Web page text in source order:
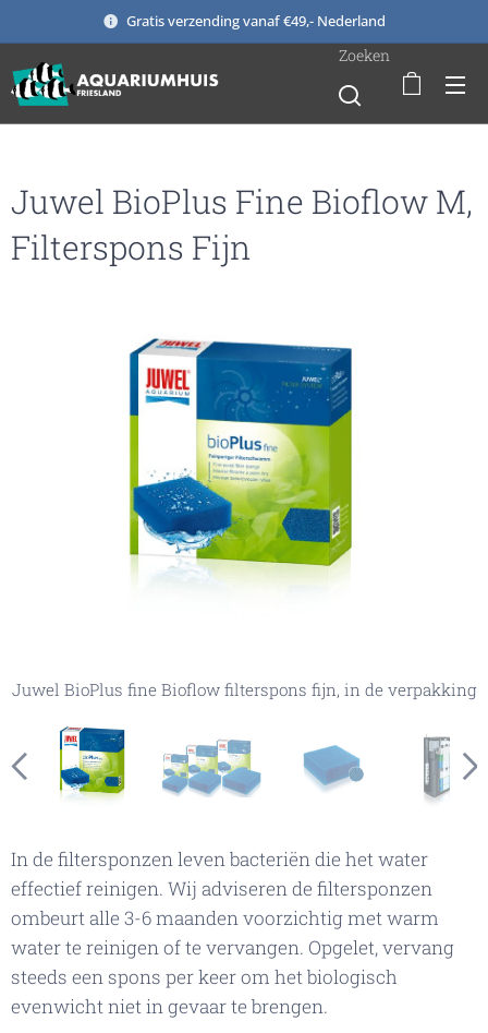
Gratis verzending vanaf €49,- Nederland
Zoeken
Juwel BioPlus Fine Bioflow M,
Filterspons Fijn
Juwel BioPlus fine Bioflow filterspons fijn, in de verpakking
Juwel BioPlus fine Bioflow filterspons fijn(alleen
Juwel BioPlus fine Bioflow, filterspons fijn
Juwel BioPlus fine filterspons in het Bioflow filter
In de filtersponzen leven bacteriën die het water
effectief reinigen. Wij adviseren de filtersponzen
ombeurt alle 3-6 maanden voorzichtig met warm
water te reinigen of te vervangen. Opgelet, vervang
steeds een spons per keer om het biologisch
evenwicht niet in gevaar te brengen.